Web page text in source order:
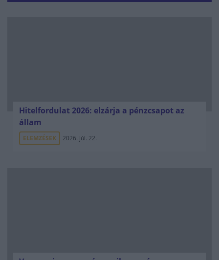
Hitelfordulat 2026: elzárja a pénzcsapot az
állam
ELEMZÉSEK 2026. júl. 22.